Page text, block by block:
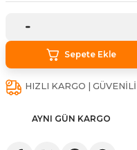
Sepete Ekle
HIZLI KARGO |
AYNI GÜN KARGO